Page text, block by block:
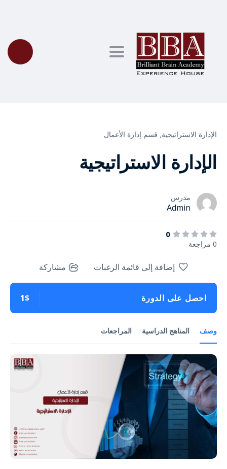
Toggle navigation
الإدارة الاستراتيجية⸲ قسم إدارة الأعمال
الإدارة الاستراتيجية
مدرس
Admin
0
0 مراجعة
وصف المناهج الدراسية المراجعات
إضافة إلى قائمة الرغبات مشاركة
احصل على الدورة 1$